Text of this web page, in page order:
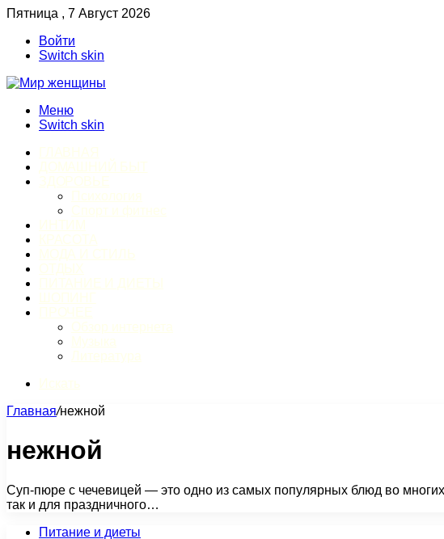
Пятница , 7 Август 2026
Войти
Switch skin
Меню
Switch skin
Главная/нежной
нежной
Суп-пюре с чечевицей — это одно из самых популярных блюд во
так и для праздничного…
Питание и диеты